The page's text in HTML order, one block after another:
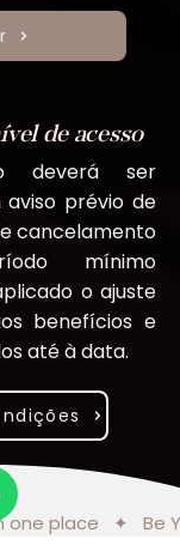
de acesso
deverá ser
prévio de
cancelamento
mínimo
o ajuste
benefícios e
até à data.
one place   ✦